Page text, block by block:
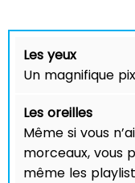
Les yeux
Un magnifique
Les oreilles
Même si vous
morceaux, vous
même les